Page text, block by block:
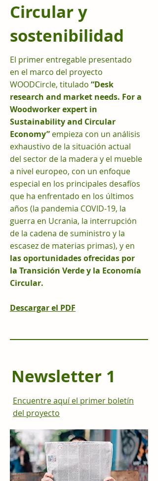
Circular y
sostenibilidad
El primer entregable presentado
en el marco del proyecto
WOODCircle, titulado “Desk
research and market needs. For a
Woodworker expert in
Sustainability and Circular
Economy” empieza con un análisis
exhaustivo de la situación actual
del sector de la madera y el mueble
a nivel europeo, con un enfoque
especial en los principales desafíos
que ha enfrentado en los últimos
años (la pandemia COVID-19, la
guerra en Ucrania, la interrupción
de la cadena de suministro y la
escasez de materias primas), y en
las oportunidades ofrecidas por
la Transición Verde y la Economía
Circular.
Descargar el PDF
Newsletter 1
Encuentre aquí el primer boletín
del proyecto